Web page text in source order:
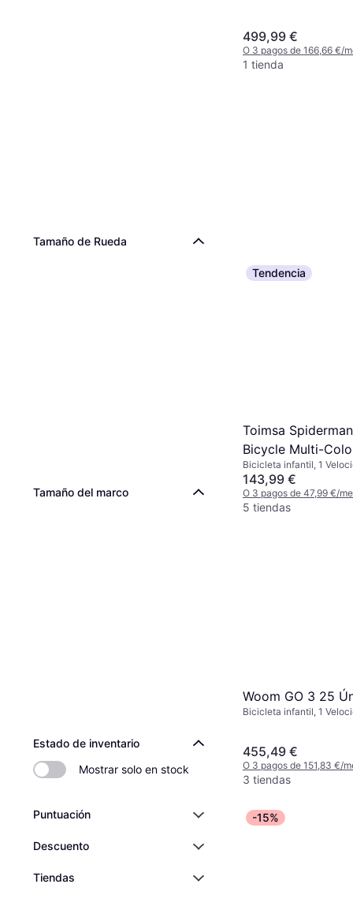
Tamaño de Rueda
Tamaño del marco
Estado de inventario
Mostrar solo en stock
Puntuación
Descuento
Tiendas
499,99 €
O 3 pagos de 166,66 €/
1 tienda
Tendencia
Toimsa
Bicycle Multi-
Bicicleta infantil, 1
143,99 €
O 3 pagos de 47,99 €/
5 tiendas
Woom GO 3 25
Bicicleta infantil, 1
455,49 €
O 3 pagos de 151,83 €/
3 tiendas
-15%